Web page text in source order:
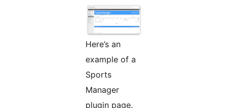
Here’s an
example of a
Sports
Manager
plugin page.